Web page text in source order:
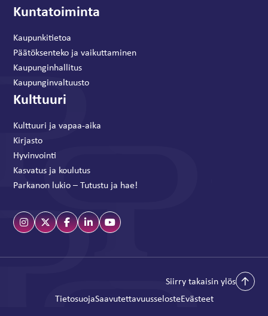
Kuntatoiminta
Kaupunkitietoa
Päätöksenteko ja vaikuttaminen
Kaupunginhallitus
Kaupunginvaltuusto
Kulttuuri
Kulttuuri ja vapaa-aika
Kirjasto
Hyvinvointi
Kasvatus ja koulutus
Parkanon lukio – Tutustu ja hae!
Siirry takaisin ylös
TietosuojaSaavutettavuusselosteEvästeet